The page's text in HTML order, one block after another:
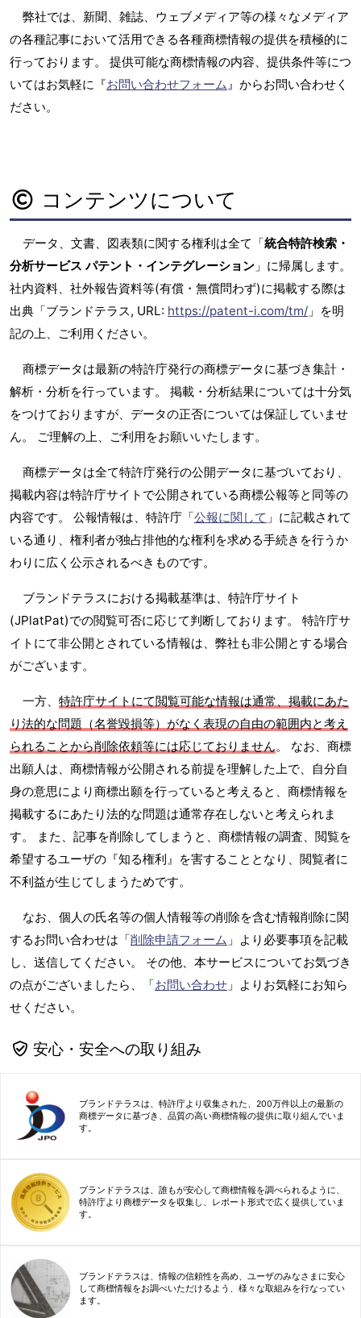
弊社では、新聞、雑誌、ウェブメディア等の様々なメディア
の各種記事において活用できる各種商標情報の提供を積極的に
行っております。 提供可能な商標情報の内容、提供条件等につ
いてはお気軽に『お問い合わせフォーム』からお問い合わせく
ださい。
コンテンツについて
データ、文書、図表類に関する権利は全て「統合特許検索・
分析サービス パテント・インテグレーション 」に帰属します。
社内資料、社外報告資料等(有償・無償問わず)に掲載する際は
出典「ブランドテラス, URL: https://patent-i.com/tm/ 」を明
記の上、ご利用ください。
商標データは最新の特許庁発行の商標データに基づき集計・
解析・分析を行っています。 掲載・分析結果については十分気
をつけておりますが、データの正否については保証していませ
ん。 ご理解の上、ご利用をお願いいたします。
商標データは全て特許庁発行の公開データに基づいており、
掲載内容は特許庁サイトで公開されている商標公報等と同等の
内容です。 公報情報は、特許庁「公報に関して 」に記載されて
いる通り、権利者が独占排他的な権利を求める手続きを行うか
わりに広く公示されるべきものです。
ブランドテラスにおける掲載基準は、特許庁サイト
(JPlatPat)での閲覧可否に応じて判断しております。 特許庁サ
イトにて非公開とされている情報は、弊社も非公開とする場合
がございます。
一方、 特許庁サイトにて閲覧可能な情報は通常、掲載にあた
り法的な問題（名誉毀損等）がなく表現の自由の範囲内と考え
られることから削除依頼等には応じておりません。 なお、商標
出願人は、商標情報が公開される前提を理解した上で、自分自
身の意思により商標出願を行っていると考えると、商標情報を
掲載するにあたり法的な問題は通常存在しないと考えられま
す。 また、記事を削除してしまうと、商標情報の調査、閲覧を
希望するユーザの『知る権利』を害することとなり、閲覧者に
不利益が生じてしまうためです。
なお、個人の氏名等の個人情報等の削除を含む情報削除に関
するお問い合わせは「削除申請フォーム 」より必要事項を記載
し、送信してください。 その他、本サービスについてお気づき
の点がございましたら、「お問い合わせ 」よりお気軽にお知ら
せください。
安心・安全への取り組み
ブランドテラスは、特許庁より収集された、200万件以上の最新の
商標データに基づき、品質の高い商標情報の提供に取り組んでいま
す。
ブランドテラスは、誰もが安心して商標情報を調べられるように、
特許庁より商標データを収集し、レポート形式で広く提供していま
す。
ブランドテラスは、情報の信頼性を高め、ユーザのみなさまに安心
して商標情報をお調べいただけるよう、様々な取組みを行なってい
ます。